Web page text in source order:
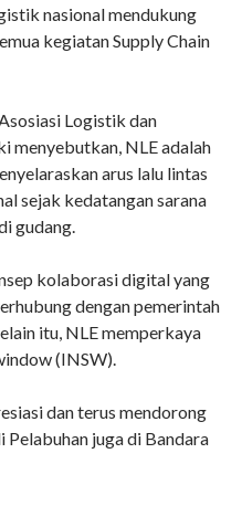
nasional mendukung
kegiatan Supply Chain
Logistik dan
menyebutkan, NLE adalah
arus lalu lintas
sejak kedatangan sarana
gudang.
kolaborasi digital yang
dengan pemerintah
itu, NLE memperkaya
(INSW).
dan terus mendorong
Pelabuhan juga di Bandara